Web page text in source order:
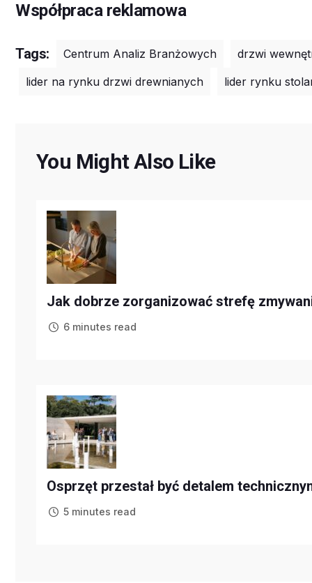
Współpraca reklamowa
Tags: Centrum Analiz Branżowych
drzwi
lider na rynku drzwi drewnianych
lider rynku
You Might Also Like
Jak dobrze zorganizować strefę
6 minutes read
Osprzęt przestał być detalem
5 minutes read